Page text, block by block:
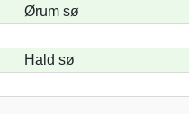
Ørum sø
Hald sø